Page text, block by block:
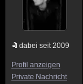
dabei seit 2009
Profil anzeigen
Private Nachricht